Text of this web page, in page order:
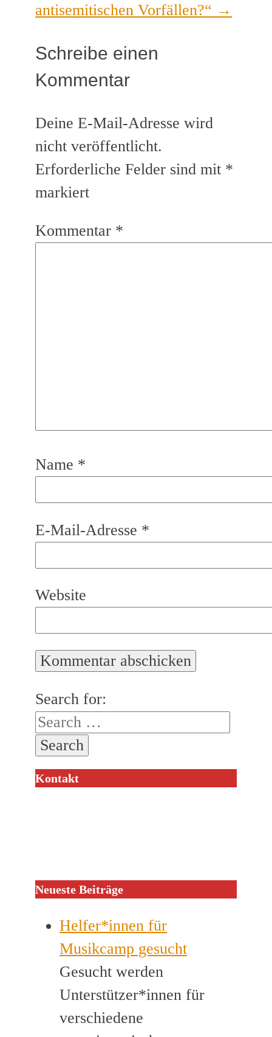
antisemitischen Vorfällen?“ →
Schreibe einen
Kommentar
Deine E-Mail-Adresse wird
nicht veröffentlicht.
Erforderliche Felder sind mit *
markiert
Kommentar *
Name *
E-Mail-Adresse *
Website
Search for:
Kontakt
Neueste Beiträge
Helfer*innen für
Musikcamp gesucht
Gesucht werden
Unterstützer*innen für
verschiedene